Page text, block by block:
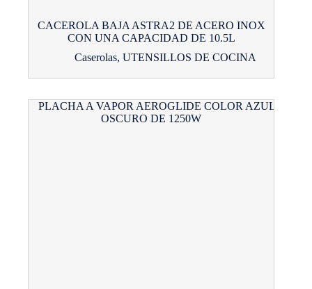
CACEROLA BAJA ASTRA2 DE ACERO INOX
CON UNA CAPACIDAD DE 10.5L
Caserolas, UTENSILLOS DE COCINA